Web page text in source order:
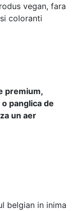
vegan, fara
coloranti
premium,
panglica de
un aer
belgian in inima